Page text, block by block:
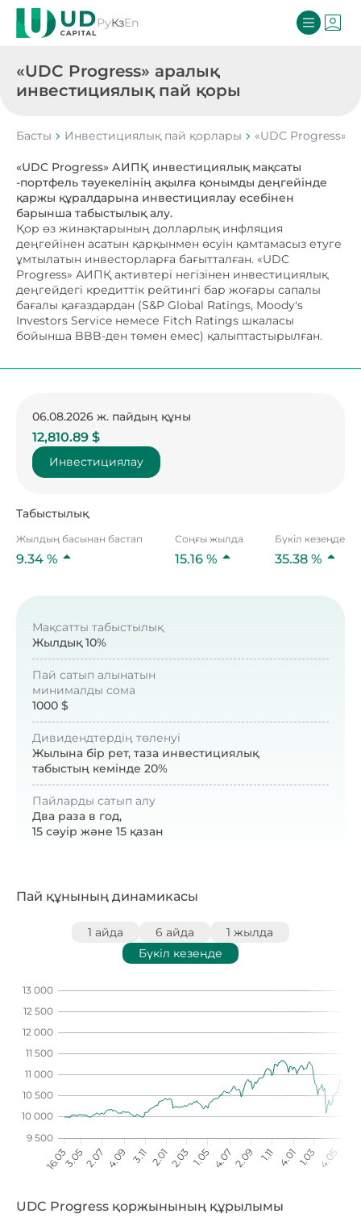
РуКзEn
«UDC Progress» аралық
инвестициялық пай қоры
Басты Инвестициялық пай қорлары «UDC Progress»
«UDC Progress» АИПҚ инвестициялық мақсаты
-портфель тәуекелінің ақылға қонымды деңгейінде
қаржы құралдарына инвестициялау есебінен
барынша табыстылық алу.
Қор өз жинақтарының долларлық инфляция
деңгейінен асатын қарқынмен өсуін қамтамасыз етуге
ұмтылатын инвесторларға бағытталған. «UDC
Progress» АИПҚ активтері негізінен инвестициялық
деңгейдегі кредиттік рейтингі бар жоғары сапалы
бағалы қағаздардан (S&P Global Ratings, Moody's
Investors Service немесе Fitch Ratings шкаласы
бойынша BBB-ден төмен емес) қалыптастырылған.
06.08.2026 ж. пайдың құны
12,810.89 $
Инвестициялау
Табыстылық
Жылдың басынан бастап
9.34 %
Соңғы жылда
15.16 %
Бүкіл кезеңде
35.38 %
Мақсатты табыстылық
Жылдық 10%
Пай сатып алынатын
минималды сома
1000 $
Дивидендтердің төленуі
Жылына бір рет, таза инвестициялық
табыстың кемінде 20%
Пайларды сатып алу
Два раза в год,
15 сәуір және 15 қазан
Пай құнының динамикасы
1 айда 6 айда
1 жылда
Бүкіл кезеңде
UDC Progress қоржынының құрылымы